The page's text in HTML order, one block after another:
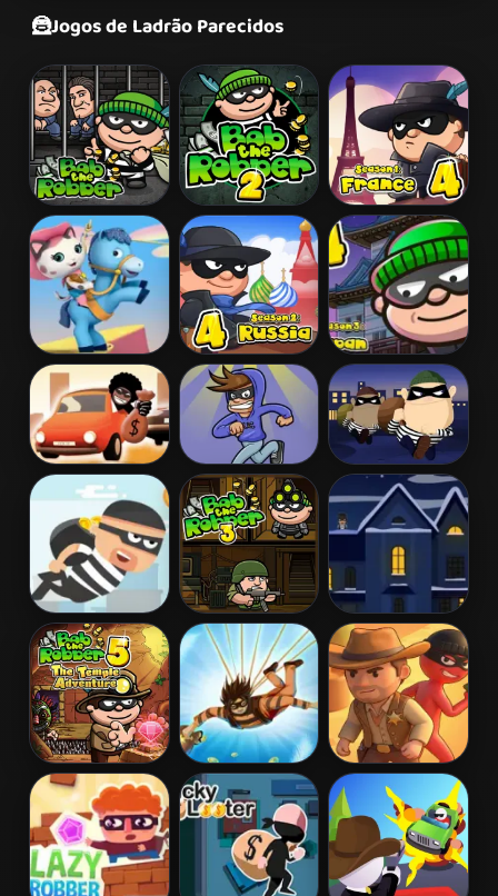
🦹Jogos de Ladrão Parecidos
Bob The
Robber
Bob The
Robber 2
Bob the Robber
4
Sheriff Callie
Deputy for a
Day
Bob The
Robber 4:
Season 2
Russia
Bob The
Robber 4 -
Season 3: Japan
Escape The
Fuzz
Robber Run Robbers in
Town
City Theft Bob the Robber
3
Shoot Robbers
Bob The
Robber 5
Temple
Adventure
Theft When
Proceeding
Catch the
Roober